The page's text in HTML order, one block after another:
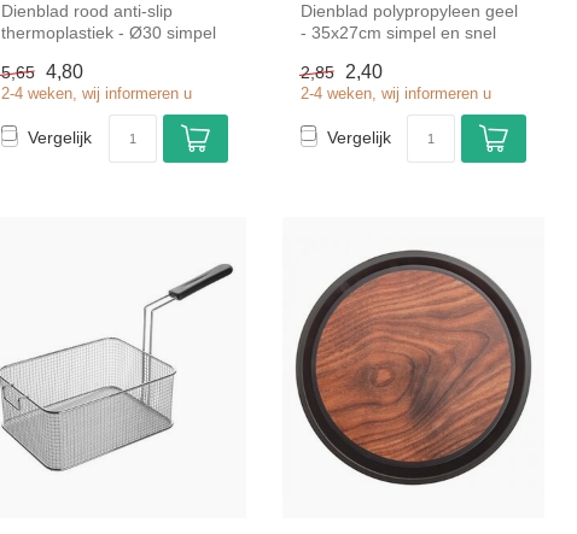
Dienblad rood anti-slip
thermoplastiek - Ø30 simpel
hor...
5,65 4,80
2-4 weken, wij informeren u
Vergelijk
Dienblad polypropyleen geel
- 35x27cm simpel en snel
Ov...
2,85 2,40
2-4 weken, wij informeren u
Vergelijk